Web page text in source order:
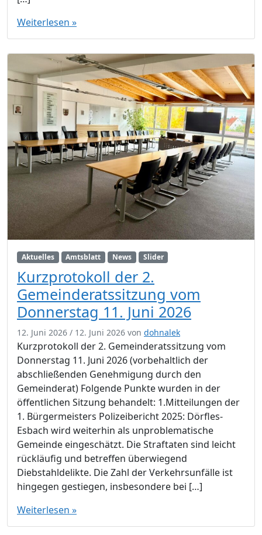
Weiterlesen »
Aktuelles Amtsblatt News Slider
Kurzprotokoll der 2.
Gemeinderatssitzung vom
Donnerstag 11. Juni 2026
12. Juni 2026 / 12. Juni 2026 von dohnalek
Kurzprotokoll der 2. Gemeinderatssitzung vom
Donnerstag 11. Juni 2026 (vorbehaltlich der
abschließenden Genehmigung durch den
Gemeinderat) Folgende Punkte wurden in der
öffentlichen Sitzung behandelt: 1.Mitteilungen der
1. Bürgermeisters Polizeibericht 2025: Dörfles-
Esbach wird weiterhin als unproblematische
Gemeinde eingeschätzt. Die Straftaten sind leicht
rückläufig und betreffen überwiegend
Diebstahldelikte. Die Zahl der Verkehrsunfälle ist
hingegen gestiegen, insbesondere bei […]
Weiterlesen »